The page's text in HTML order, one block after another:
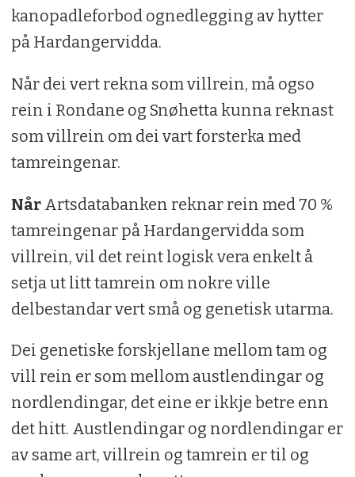
kanopadleforbod ognedlegging av hytter
på Hardangervidda.
Når dei vert rekna som villrein, må ogso
rein i Rondane og Snøhetta kunna reknast
som villrein om dei vart forsterka med
tamreingenar.
NårArtsdatabanken reknar rein med 70 %
tamreingenar på Hardangervidda som
villrein, vil det reint logisk vera enkelt å
setja ut litt tamrein om nokre ville
delbestandar vert små og genetisk utarma.
Dei genetiske forskjellane mellom tam og
vill rein er som mellom austlendingar og
nordlendingar, det eine er ikkje betre enn
det hitt. Austlendingar og nordlendingar er
av same art, villrein og tamrein er til og